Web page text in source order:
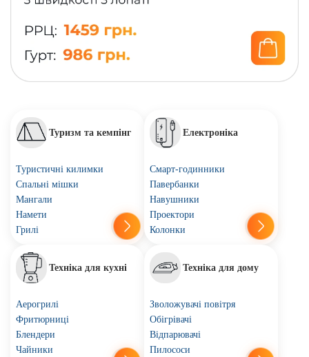
Туризм та кемпінг
Туристичні килимки
Спальні мішки
Мангали
Намети
Грилі
Електроніка
Смарт-годинники
Павербанки
Навушники
Проектори
Колонки
Техніка для кухні
Аерогрилі
Фритюрниці
Блендери
Чайники
Техніка для дому
Зволожувачі повітря
Обігрівачі
Відпарювачі
Пилососи